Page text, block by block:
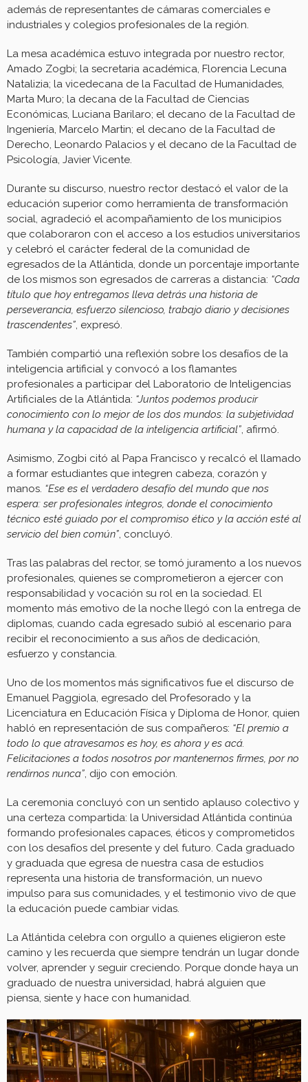
además de representantes de cámaras comerciales e
industriales y colegios profesionales de la región.
La mesa académica estuvo integrada por nuestro rector,
Amado Zogbi; la secretaria académica, Florencia Lecuna
Natalizia; la vicedecana de la Facultad de Humanidades,
Marta Muro; la decana de la Facultad de Ciencias
Económicas, Luciana Barilaro; el decano de la Facultad de
Ingeniería, Marcelo Martin; el decano de la Facultad de
Derecho, Leonardo Palacios y el decano de la Facultad de
Psicología, Javier Vicente.
Durante su discurso, nuestro rector destacó el valor de la
educación superior como herramienta de transformación
social, agradeció el acompañamiento de los municipios
que colaboraron con el acceso a los estudios universitarios
y celebró el carácter federal de la comunidad de
egresados de la Atlántida, donde un porcentaje importante
de los mismos son egresados de carreras a distancia: “Cada
título que hoy entregamos lleva detrás una historia de
perseverancia, esfuerzo silencioso, trabajo diario y decisiones
trascendentes”, expresó.
También compartió una reflexión sobre los desafíos de la
inteligencia artificial y convocó a los flamantes
profesionales a participar del Laboratorio de Inteligencias
Artificiales de la Atlántida: “Juntos podemos producir
conocimiento con lo mejor de los dos mundos: la subjetividad
humana y la capacidad de la inteligencia artificial”, afirmó.
Asimismo, Zogbi citó al Papa Francisco y recalcó el llamado
a formar estudiantes que integren cabeza, corazón y
manos. “Ese es el verdadero desafío del mundo que nos
espera: ser profesionales íntegros, donde el conocimiento
técnico esté guiado por el compromiso ético y la acción esté al
servicio del bien común”, concluyó.
Tras las palabras del rector, se tomó juramento a los nuevos
profesionales, quienes se comprometieron a ejercer con
responsabilidad y vocación su rol en la sociedad. El
momento más emotivo de la noche llegó con la entrega de
diplomas, cuando cada egresado subió al escenario para
recibir el reconocimiento a sus años de dedicación,
esfuerzo y constancia.
Uno de los momentos más significativos fue el discurso de
Emanuel Paggiola, egresado del Profesorado y la
Licenciatura en Educación Física y Diploma de Honor, quien
habló en representación de sus compañeros: “El premio a
todo lo que atravesamos es hoy, es ahora y es acá.
Felicitaciones a todos nosotros por mantenernos firmes, por no
rendirnos nunca”, dijo con emoción.
La ceremonia concluyó con un sentido aplauso colectivo y
una certeza compartida: la Universidad Atlántida continúa
formando profesionales capaces, éticos y comprometidos
con los desafíos del presente y del futuro. Cada graduado
y graduada que egresa de nuestra casa de estudios
representa una historia de transformación, un nuevo
impulso para sus comunidades, y el testimonio vivo de que
la educación puede cambiar vidas.
La Atlántida celebra con orgullo a quienes eligieron este
camino y les recuerda que siempre tendrán un lugar donde
volver, aprender y seguir creciendo. Porque donde haya un
graduado de nuestra universidad, habrá alguien que
piensa, siente y hace con humanidad.